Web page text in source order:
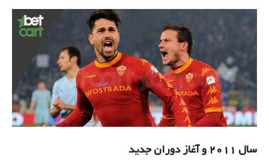
سال ۲۰۱۱ و آغاز دوران جدید